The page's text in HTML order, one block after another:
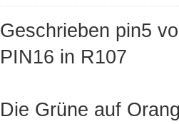
Geschrieben pin5
PIN16 in R107
Die Grüne auf